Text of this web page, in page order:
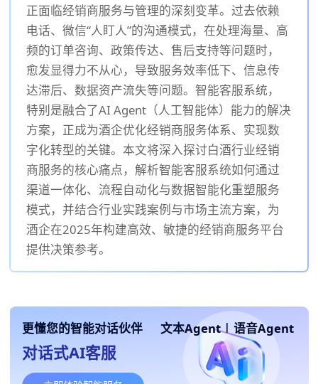
正面临经销商服务与管理的深刻变革。过去依赖
电话、微信“人盯人”的沟通模式，在处理海量、高
频的订单咨询、政策传达、售后支持等问题时，
愈发显得力不从心，导致服务效率低下、信息传
达滞后、数据资产流失等问题。智能客服系统，
特别是融合了AI Agent（人工智能体）能力的解决
方案，正成为酒企优化经销商服务体系、实现数
字化转型的关键。本文将深入探讨白酒行业经销
商服务的核心痛点，解析智能客服系统如何通过
渠道一体化、流程自动化与数据智能化重塑服务
模式，并结合行业实践案例与市场主流方案，为
酒企在2025年构建高效、敏捷的经销商服务平台
提供决策参考。
更懂您的智能对话伙伴 文本Agent | 语音Agent
对话式AI客服